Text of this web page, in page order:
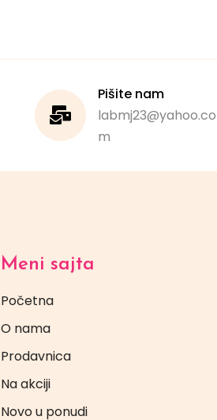
Pišite nam
labmj23@yahoo.co
m
Meni sajta
Početna
O nama
Prodavnica
Na akciji
Novo u ponudi